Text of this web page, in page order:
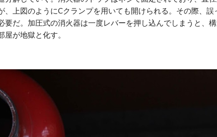
、上図のようにCクランプを用いても開けられる。その際、誤
要だ。加圧式の消火器は一度レバーを押し込んでしまうと、
屋が地獄と化す。